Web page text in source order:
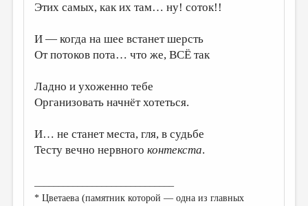
Этих самых, как их там… ну! соток!!
И — когда на шее встанет шерсть
От потоков пота… что же, ВСЁ так
Ладно и ухоженно тебе
Организовать начнёт хотеться.
И… не станет места, гля, в судьбе
Тесту вечно нервногоконтекста.
* Цветаева (памятник которой — одна из главных